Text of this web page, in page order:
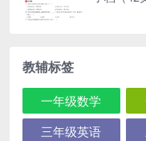
教辅标签
一年级数学
三年级英语